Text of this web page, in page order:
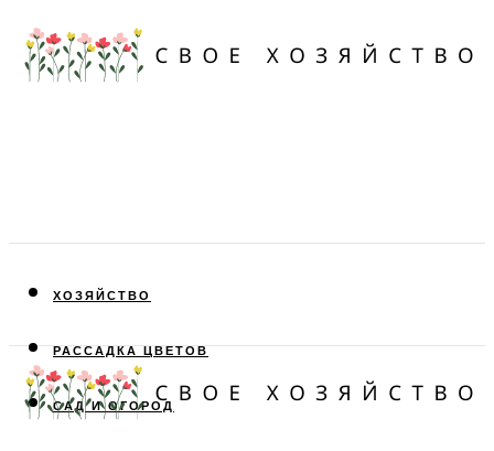
ХОЗЯЙСТВО
РАССАДКА ЦВЕТОВ
САД И ОГОРОД